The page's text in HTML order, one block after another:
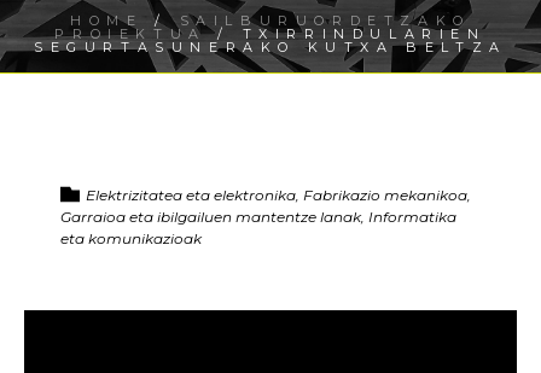
HOME / SAILBURUORDETZAKO
PROIEKTUA/ TXIRRINDULARIEN
SEGURTASUNERAKO KUTXA BELTZA
Elektrizitatea eta elektronika, Fabrikazio mekanikoa,
Garraioa eta ibilgailuen mantentze lanak, Informatika
eta komunikazioak